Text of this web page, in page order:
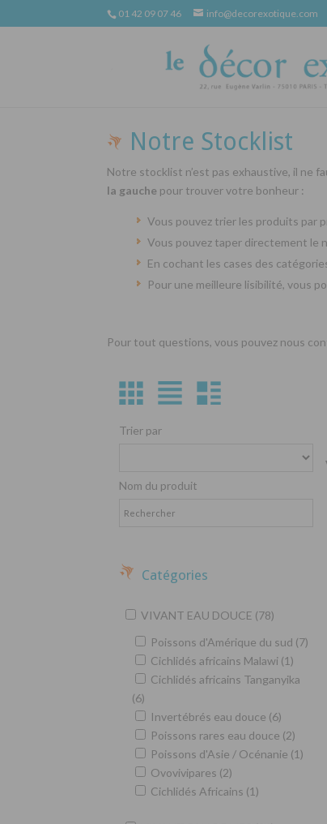
01 42 09 07 46 info@decorexotique.com
Notre Stocklist
Notre stocklist n’est pas exhaustive, il ne
la gauche pour trouver votre bonheur :
Vous pouvez trier les produits par
Vous pouvez taper directement le
En cochant les cases des
Pour une meilleure lisibilité, vous
Pour tout questions, vous pouvez nous
Trier par
Nom du produit
Catégories
VIVANT EAU DOUCE (78)
Poissons d'Amérique du sud (7)
Cichlidés africains Malawi (1)
Cichlidés africains Tanganyika
(6)
Invertébrés eau douce (6)
Poissons rares eau douce (2)
Poissons d'Asie / Océnanie (1)
Ovovivipares (2)
Cichlidés Africains (1)